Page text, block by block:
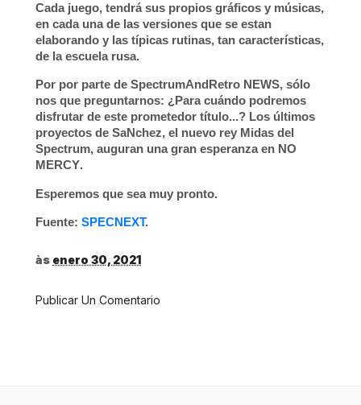
Cada juego, tendrá sus propios gráficos y músicas,
en cada una de las versiones que se estan
elaborando y las típicas rutinas, tan características,
de la escuela rusa.
Por por parte de SpectrumAndRetro NEWS, sólo
nos que preguntarnos: ¿Para cuándo podremos
disfrutar de este prometedor título...? Los últimos
proyectos de SaNchez, el nuevo rey Midas del
Spectrum, auguran una gran esperanza en NO
MERCY.
Esperemos que sea muy pronto.
Fuente: SPECNEXT.
às enero 30, 2021
Publicar Un Comentario